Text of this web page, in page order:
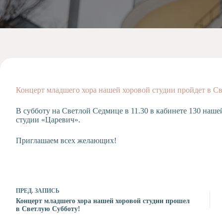
Проекты
Психологическая
Тьюторская
служба
Концерт младшего хора нашей хоровой студии пройдет в
В субботу на Светлой Седмице в 11.30 в кабинете 130
студии «Царевич».
Приглашаем всех желающих!
ПРЕД. ЗАПИСЬ
Концерт младшего хора нашей хоровой студии прошел
в Светлую Субботу!